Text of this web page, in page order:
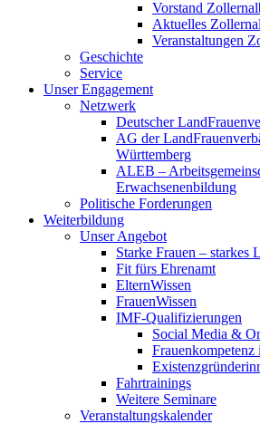
Vorstand
Aktuelles
Veranstaltungen
Geschichte
Service
Unser Engagement
Netzwerk
Deutscher
AG der
Württemberg
ALEB –
Erwachsenenbildung
Politische Forderungen
Weiterbildung
Unser Angebot
Starke Frauen – starkes
Fit fürs Ehrenamt
ElternWissen
FrauenWissen
IMF-Qualifizierungen
Social Media &
Fahrtrainings
Weitere Seminare
Veranstaltungskalender